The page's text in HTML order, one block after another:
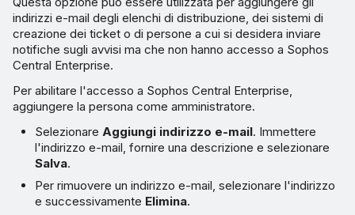
indirizzi e-mail degli elenchi di distribuzione, dei sistemi di
creazione dei ticket o di persone a cui si desidera inviare
notifiche sugli avvisi ma che non hanno accesso a Sophos
Central Enterprise.
Per abilitare l'accesso a Sophos Central Enterprise,
aggiungere la persona come amministratore.
SelezionareAggiungi indirizzo e-mail. Immettere
l'indirizzo e-mail, fornire una descrizione e selezionare
Salva.
Per rimuovere un indirizzo e-mail, selezionare l'indirizzo
e successivamente Elimina.